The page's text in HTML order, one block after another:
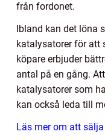
från fordonet.
Ibland kan det löna
katalysatorer för att
köpare erbjuder
antal på en gång.
katalysatorer som
kan också leda till
Läs mer om att